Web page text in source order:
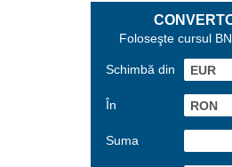
Foloseşte cursul
Schimbă din
În
Suma